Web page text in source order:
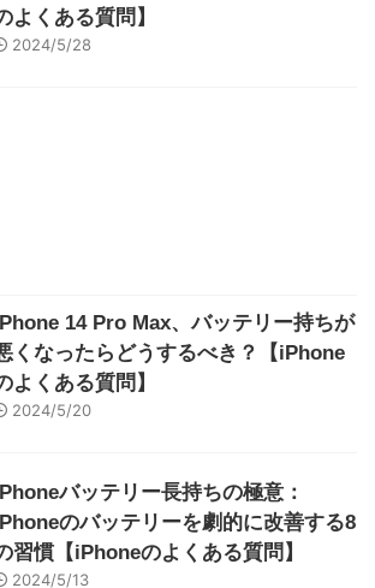
よくある質問】
2024/5/28
14 Pro Max、バッテリー持ちが
くなったらどうするべき？【iPhone
よくある質問】
2024/5/20
バッテリー長持ちの極意：
のバッテリーを劇的に改善する8
習慣【iPhoneのよくある質問】
2024/5/13